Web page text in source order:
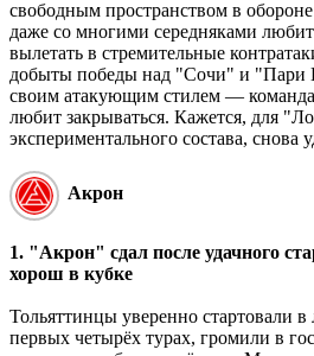
свободным пространством в
даже со многими середняками
вылетать в стремительные
добыты победы над "Сочи" и "Пари
своим атакующим стилем — команда
любит закрываться. Кажется, для
экспериментального состава, снова
Акрон
1. "Акрон" сдал после удачного
хорош в кубке
Тольяттинцы уверенно стартовали
первых четырёх турах, громили в